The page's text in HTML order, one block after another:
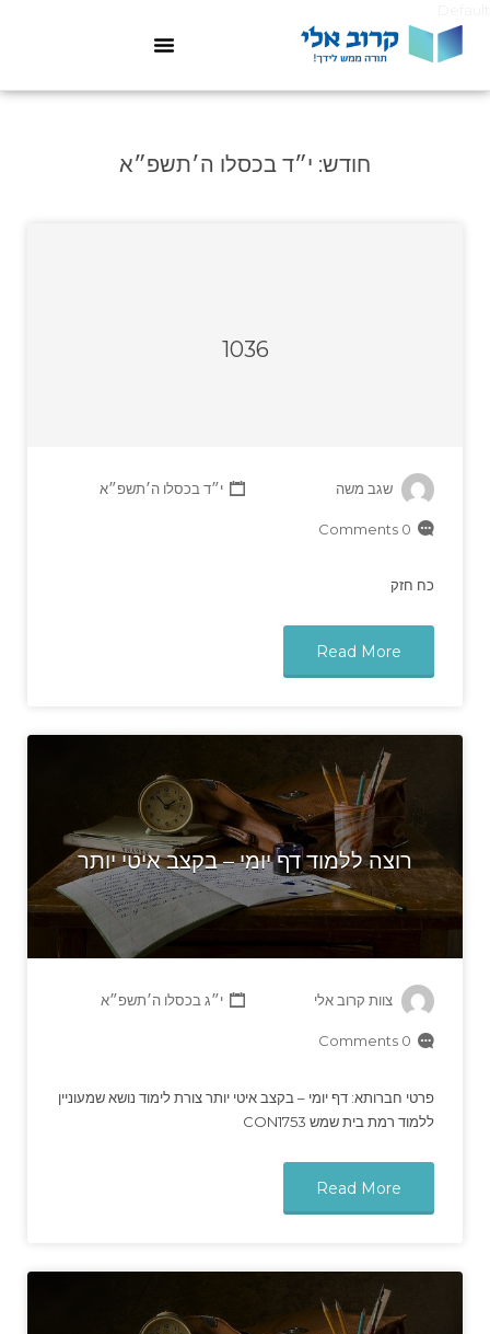
חודש: י״ד בכסלו ה׳תשפ״א
1036
שגב משה י״ד בכסלו ה׳תשפ״א
0 Comments
כח חזק
Read More
רוצה ללמוד דף יומי – בקצב איטי יותר
צוות קרוב אלי י״ג בכסלו ה׳תשפ״א
0 Comments
פרטי חברותא: דף יומי – בקצב איטי יותר צורת לימוד נושא שמעוניין
ללמוד רמת בית שמש CON1753
Read More